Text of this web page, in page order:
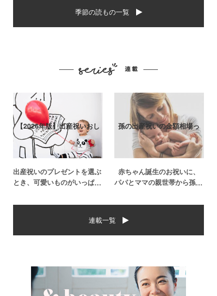
季節の読もの一覧
【2026年版】出産祝いおし
ゃれなプ…
出産祝いのプレゼントを選ぶ
とき、可愛いものがいっぱい
の気持ちを込めて贈るものだ
いし、たくさん使ってもらえ
るものをプレゼントしたい。
孫の出産祝いの金額相場っ
て？出産祝い…
赤ちゃん誕生のお祝いに、
パパとママの親世帯から孫誕
た場合、今現在のお祝いの相
んなものなのでしょうか。ま
た、出産祝いに関して気をつ
連載一覧